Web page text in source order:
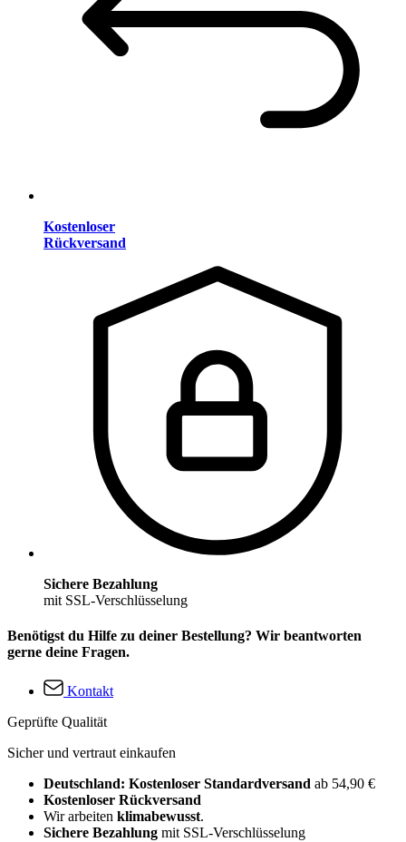
Kostenloser
Rückversand
Sichere Bezahlung
mit SSL-Verschlüsselung
Benötigst du Hilfe zu deiner Bestellung? Wir beantworten
gerne deine Fragen.
Kontakt
Geprüfte Qualität
Sicher und vertraut einkaufen
Deutschland: Kostenloser Standardversand ab 54,90 €
Kostenloser Rückversand
Wir arbeiten klimabewusst.
Sichere Bezahlung mit SSL-Verschlüsselung